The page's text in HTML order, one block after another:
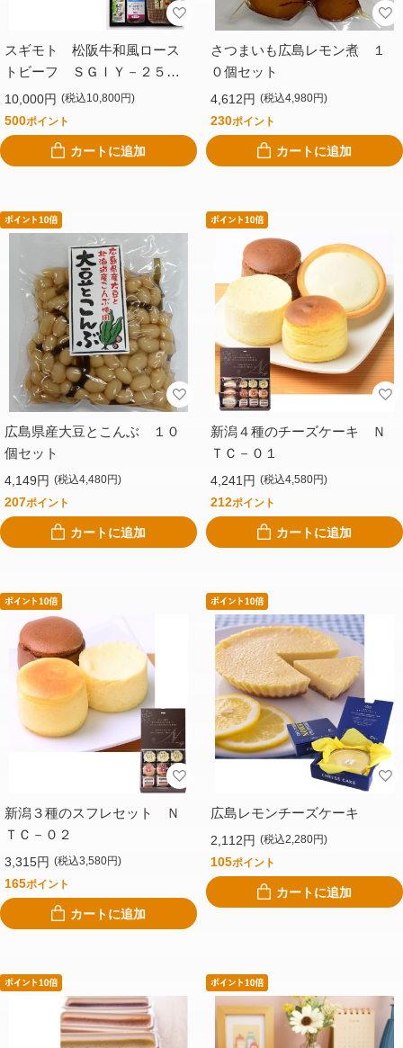
スギモト 松阪牛和風ロース
トビーフ ＳＧＩＹ－２５１
Ｆ
10,000円 (税込10,800円)
500ポイント
カートに追加
さつまいも広島レモン煮 １
０個セット
4,612円 (税込4,980円)
230ポイント
カートに追加
広島県産大豆とこんぶ １０
個セット
4,149円 (税込4,480円)
207ポイント
カートに追加
新潟４種のチーズケーキ Ｎ
ＴＣ－０１
4,241円 (税込4,580円)
212ポイント
カートに追加
新潟３種のスフレセット Ｎ
ＴＣ－０２
3,315円 (税込3,580円)
165ポイント
カートに追加
広島レモンチーズケーキ
2,112円 (税込2,280円)
105ポイント
カートに追加